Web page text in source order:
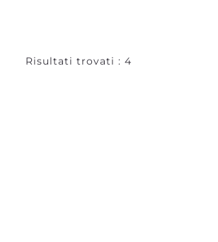
Risultati trovati : 4